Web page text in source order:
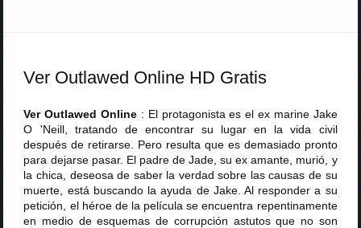
Ver Outlawed Online HD Gratis
Ver Outlawed Online : El protagonista es el ex marine Jake
O 'Neill, tratando de encontrar su lugar en la vida civil
después de retirarse. Pero resulta que es demasiado pronto
para dejarse pasar. El padre de Jade, su ex amante, murió, y
la chica, deseosa de saber la verdad sobre las causas de su
muerte, está buscando la ayuda de Jake. Al responder a su
petición, el héroe de la película se encuentra repentinamente
en medio de esquemas de corrupción astutos que no son